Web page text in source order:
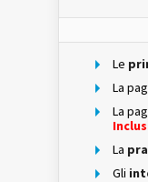
Le
La
La
La
Gli